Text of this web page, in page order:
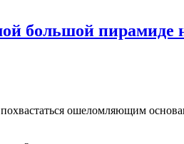
большой пирамиде
ошеломляющим